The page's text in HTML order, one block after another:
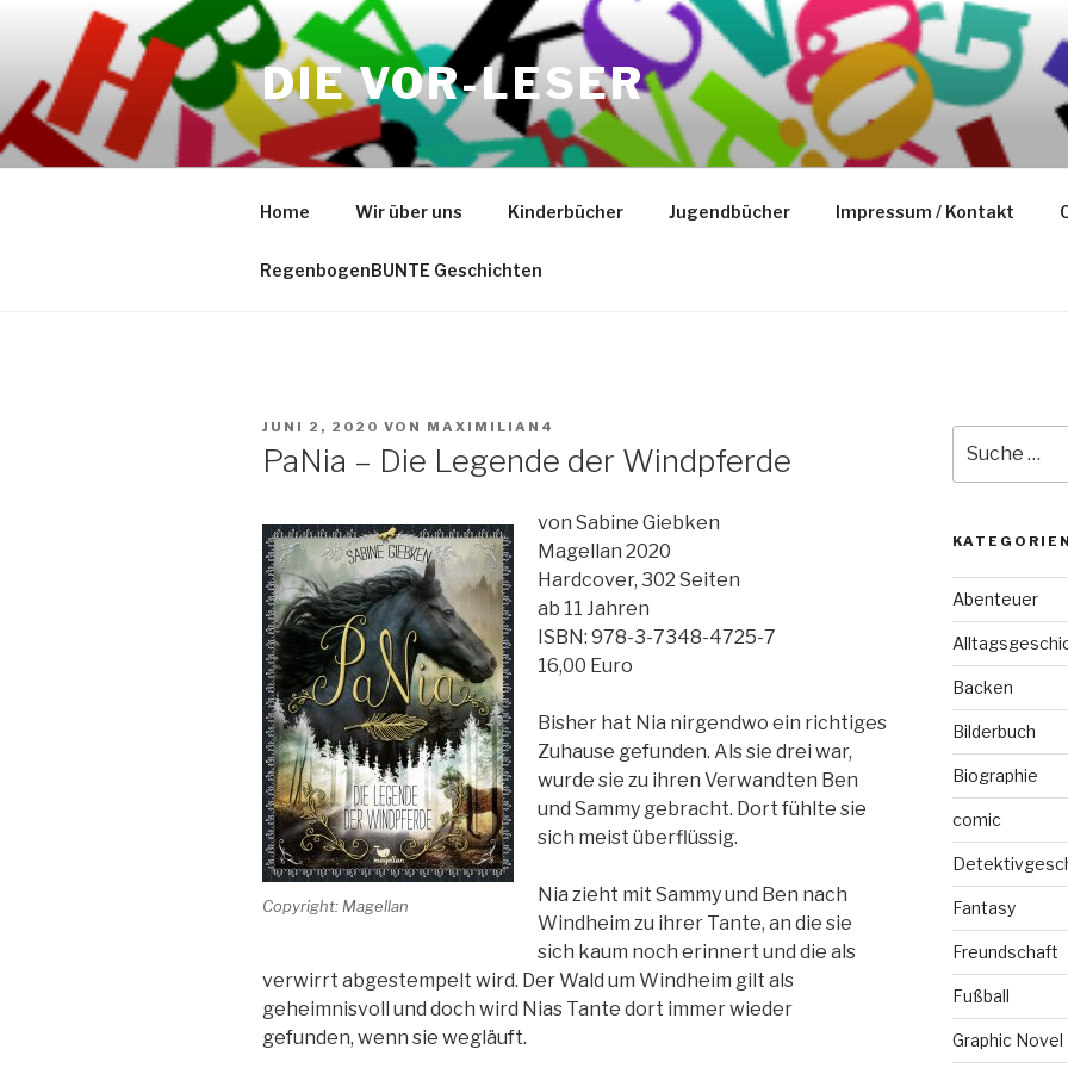
springen
DIE VOR-LESER
Home Wir über uns Kinderbücher Jugendbücher Impressum / Kontakt
RegenbogenBUNTE Geschichten
VERÖFFENTLICHT
JUNI 2, 2020 VON MAXIMILIAN4
PaNia – Die Legende der Windpferde
Copyright: Magellan
von Sabine Giebken
Magellan 2020
Hardcover, 302 Seiten
ab 11 Jahren
ISBN: 978-3-7348-4725-7
16,00 Euro
Bisher hat Nia nirgendwo ein richtiges
Zuhause gefunden. Als sie drei war,
wurde sie zu ihren Verwandten Ben
und Sammy gebracht. Dort fühlte sie
sich meist überflüssig.
Nia zieht mit Sammy und Ben nach
Windheim zu ihrer Tante, an die sie
sich kaum noch erinnert und die als
verwirrt abgestempelt wird. Der Wald um Windheim gilt als
geheimnisvoll und doch wird Nias Tante dort immer wieder
gefunden, wenn sie wegläuft.
nach:
KATEGORIEN
Abenteuer
Backen
Bilderbuch
Biographie
comic
Fantasy
Freundschaft
Fußball
Graphic Novel